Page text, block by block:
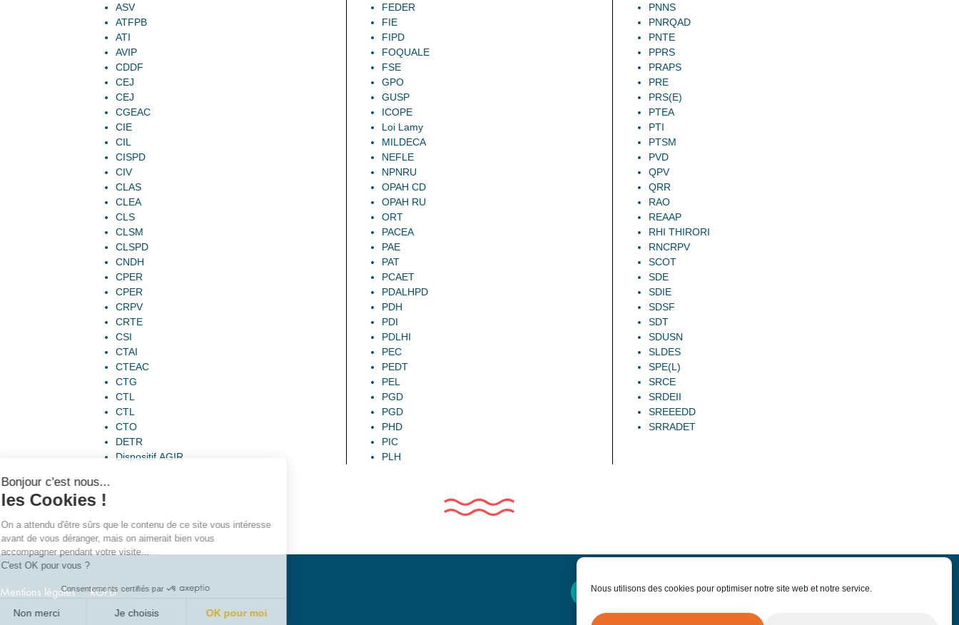
Nous utilisons des cookies pour optimiser notre site web et notre service.
ASV
ATFPB
ATI
AVIP
CDDF
CEJ
CEJ
CGEAC
CIE
CIL
CISPD
CIV
CLAS
CLEA
CLS
CLSM
CLSPD
CNDH
CPER
CPER
CRPV
CRTE
CSI
CTAI
CTEAC
CTG
CTL
CTL
CTO
DETR
Dispositif AGIR
FEDER
FIE
FIPD
FOQUALE
FSE
GPO
GUSP
ICOPE
Loi Lamy
MILDECA
NEFLE
NPNRU
OPAH CD
OPAH RU
ORT
PACEA
PAE
PAT
PCAET
PDALHPD
PDH
PDI
PDLHI
PEC
PEDT
PEL
PGD
PGD
PHD
PIC
PLH
PNNS
PNRQAD
PNTE
PPRS
PRAPS
PRE
PRS(E)
PTEA
PTI
PTSM
PVD
QPV
QRR
RAO
REAAP
RHI THIRORI
RNCRPV
SCOT
SDE
SDIE
SDSF
SDT
SDUSN
SLDES
SPE(L)
SRCE
SRDEII
SREEEDD
SRRADET
Mentions légales RGPD Contactez-nous Offres d'emploi
Bonjour c'est nous...
les Cookies !
On a attendu d'être sûrs que le contenu de ce site vous intéresse
avant de vous déranger, mais on aimerait bien vous
accompagner pendant votre visite...
C'est OK pour vous ?
Consentements certifiés par
Non merci Je choisis OK pour moi